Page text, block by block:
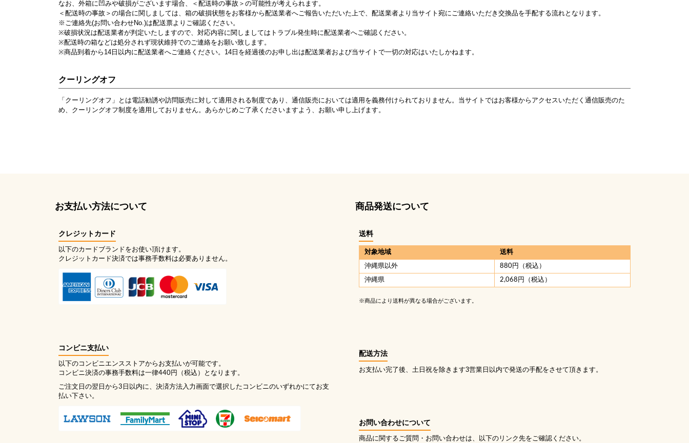
なお、外箱に凹みや破損がございます場合、＜配送時の事故＞の可能性が考えられます。
＜配送時の事故＞の場合に関しましては、箱の破損状態をお客様から配送業者へご報告いただいた上で、配送業者より当サイト宛にご連絡いただき交換品を手配する流れとなります。
※ご連絡先(お問い合わせNo.)は配送票よりご確認ください。
※破損状況は配送業者が判定いたしますので、対応内容に関しましてはトラブル発生時に配送業者へご確認ください。
※配送時の箱などは処分されず現状維持でのご連絡をお願い致します。
※商品到着から14日以内に配送業者へご連絡ください。14日を経過後のお申し出は配送業者および当サイトで一切の対応はいたしかねます。
クーリングオフ
「クーリングオフ」とは電話勧誘や訪問販売に対して適用される制度であり、通信販売においては適用を義務付けられておりません。当サイトではお客様からアクセスいただく通信販売のた
め、クーリングオフ制度を適用しておりません。あらかじめご了承くださいますよう、お願い申し上げます。
お支払い方法について
クレジットカード
以下のカードブランドをお使い頂けます。
クレジットカード決済では事務手数料は必要ありません。
コンビニ支払い
以下のコンビニエンスストアからお支払いが可能です。
コンビニ決済の事務手数料は一律440円（税込）となります。
ご注文日の翌日から3日以内に、決済方法入力画面で選択したコンビニのいずれかにてお支
払い下さい。
商品発送について
送料
対象地域 送料
沖縄県以外 880円（税込）
沖縄県 2,068円（税込）
※商品により送料が異なる場合がございます。
配送方法
お支払い完了後、土日祝を除きます3営業日以内で発送の手配をさせて頂きます。
お問い合わせについて
商品に関するご質問・お問い合わせは、以下のリンク先をご確認ください。